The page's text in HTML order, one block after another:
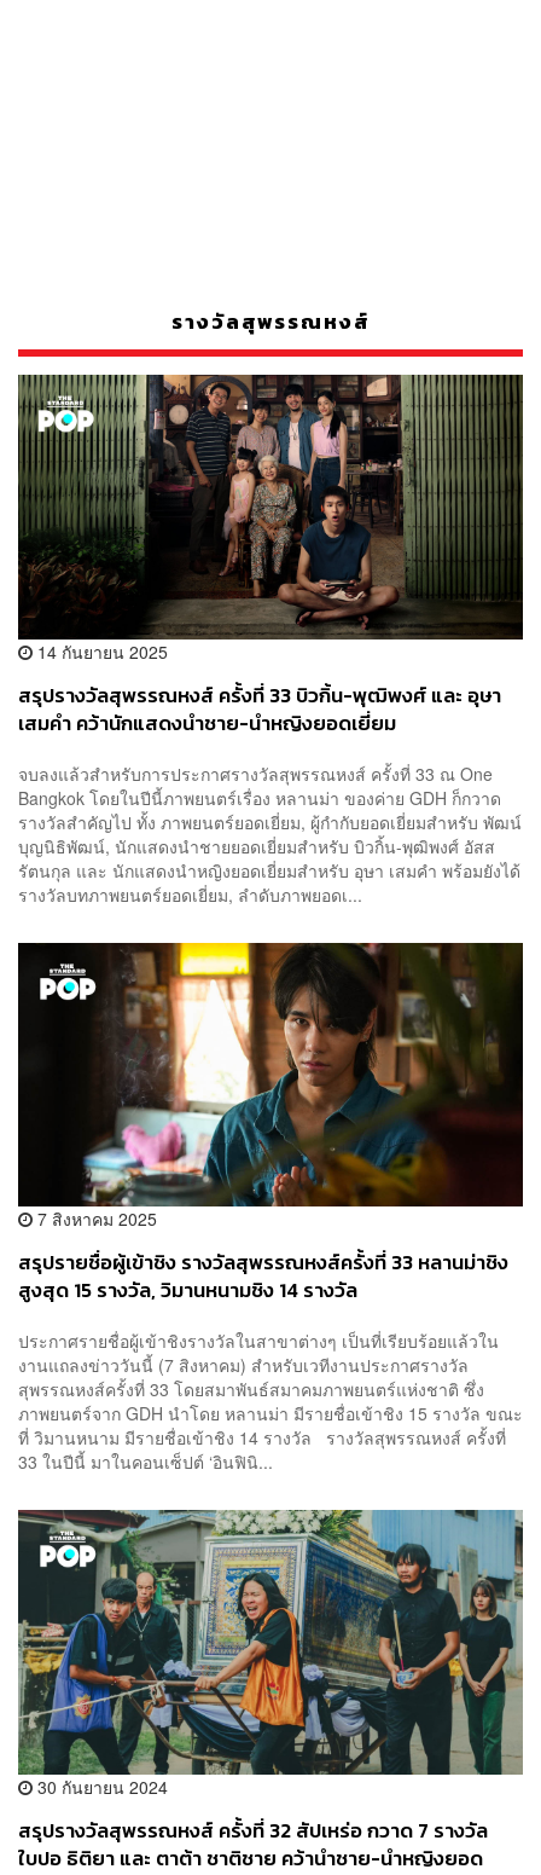
รางวัลสุพรรณหงส์
14 กันยายน 2025
สรุปรางวัลสุพรรณหงส์ ครั้งที่ 33 บิวกิ้น-พุฒิพงศ์ และ อุษา
เสมคำ คว้านักแสดงนำชาย-นำหญิงยอดเยี่ยม
จบลงแล้วสำหรับการประกาศรางวัลสุพรรณหงส์ ครั้งที่ 33 ณ One
Bangkok โดยในปีนี้ภาพยนตร์เรื่อง หลานม่า ของค่าย GDH ก็กวาด
รางวัลสำคัญไป ทั้ง ภาพยนตร์ยอดเยี่ยม, ผู้กำกับยอดเยี่ยมสำหรับ พัฒน์
บุญนิธิพัฒน์, นักแสดงนำชายยอดเยี่ยมสำหรับ บิวกิ้น-พุฒิพงศ์ อัสส
รัตนกุล และ นักแสดงนำหญิงยอดเยี่ยมสำหรับ อุษา เสมคำ พร้อมยังได้
รางวัลบทภาพยนตร์ยอดเยี่ยม, ลำดับภาพยอดเ...
7 สิงหาคม 2025
สรุปรายชื่อผู้เข้าชิง รางวัลสุพรรณหงส์ครั้งที่ 33 หลานม่าชิง
สูงสุด 15 รางวัล, วิมานหนามชิง 14 รางวัล
ประกาศรายชื่อผู้เข้าชิงรางวัลในสาขาต่างๆ เป็นที่เรียบร้อยแล้วใน
งานแถลงข่าววันนี้ (7 สิงหาคม) สำหรับเวทีงานประกาศรางวัล
สุพรรณหงส์ครั้งที่ 33 โดยสมาพันธ์สมาคมภาพยนตร์แห่งชาติ ซึ่ง
ภาพยนตร์จาก GDH นำโดย หลานม่า มีรายชื่อเข้าชิง 15 รางวัล ขณะ
ที่ วิมานหนาม มีรายชื่อเข้าชิง 14 รางวัล รางวัลสุพรรณหงส์ ครั้งที่
33 ในปีนี้ มาในคอนเซ็ปต์ ‘อินฟินิ...
30 กันยายน 2024
สรุปรางวัลสุพรรณหงส์ ครั้งที่ 32 สัปเหร่อ กวาด 7 รางวัล
ใบปอ ธิติยา และ ตาต้า ชาติชาย คว้านำชาย-นำหญิงยอด